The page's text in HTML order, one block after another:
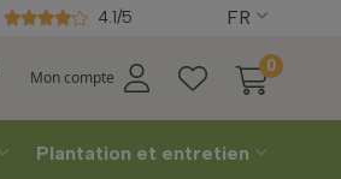
Directement du producteur
4.1/5 FR
Mon compte
0
Plantation et entretien